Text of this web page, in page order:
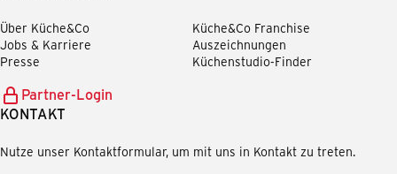
Über Küche&Co
Jobs & Karriere
Presse
Küche&Co Franchise
Auszeichnungen
Küchenstudio-Finder
Partner-Login
KONTAKT
Nutze unser Kontaktformular, um mit uns in Kontakt zu treten.